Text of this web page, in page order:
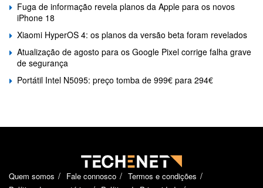
Fuga de informação revela planos da Apple para os novos
iPhone 18
Xiaomi HyperOS 4: os planos da versão beta foram revelados
Atualização de agosto para os Google Pixel corrige falha grave
de segurança
Portátil Intel N5095: preço tomba de 999€ para 294€
Quem somos Fale connosco
Termos e condições